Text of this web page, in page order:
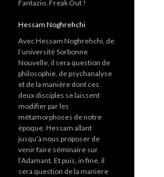
Fantazio. Freak Out !
Hessam Noghrehchi
Avec Hessam Noghrehchi, de
l’université Sorbonne
Nouvelle, il sera question de
philosophie, de psychanalyse
et de la manière dont ces
deux disciples se laissent
modifier par les
métamorphoses de notre
époque. Hessam allant
jusqu’à nous proposer de
venir faire séminaire sur
l’Adamant. Et puis, in fine, il
sera question de la manière